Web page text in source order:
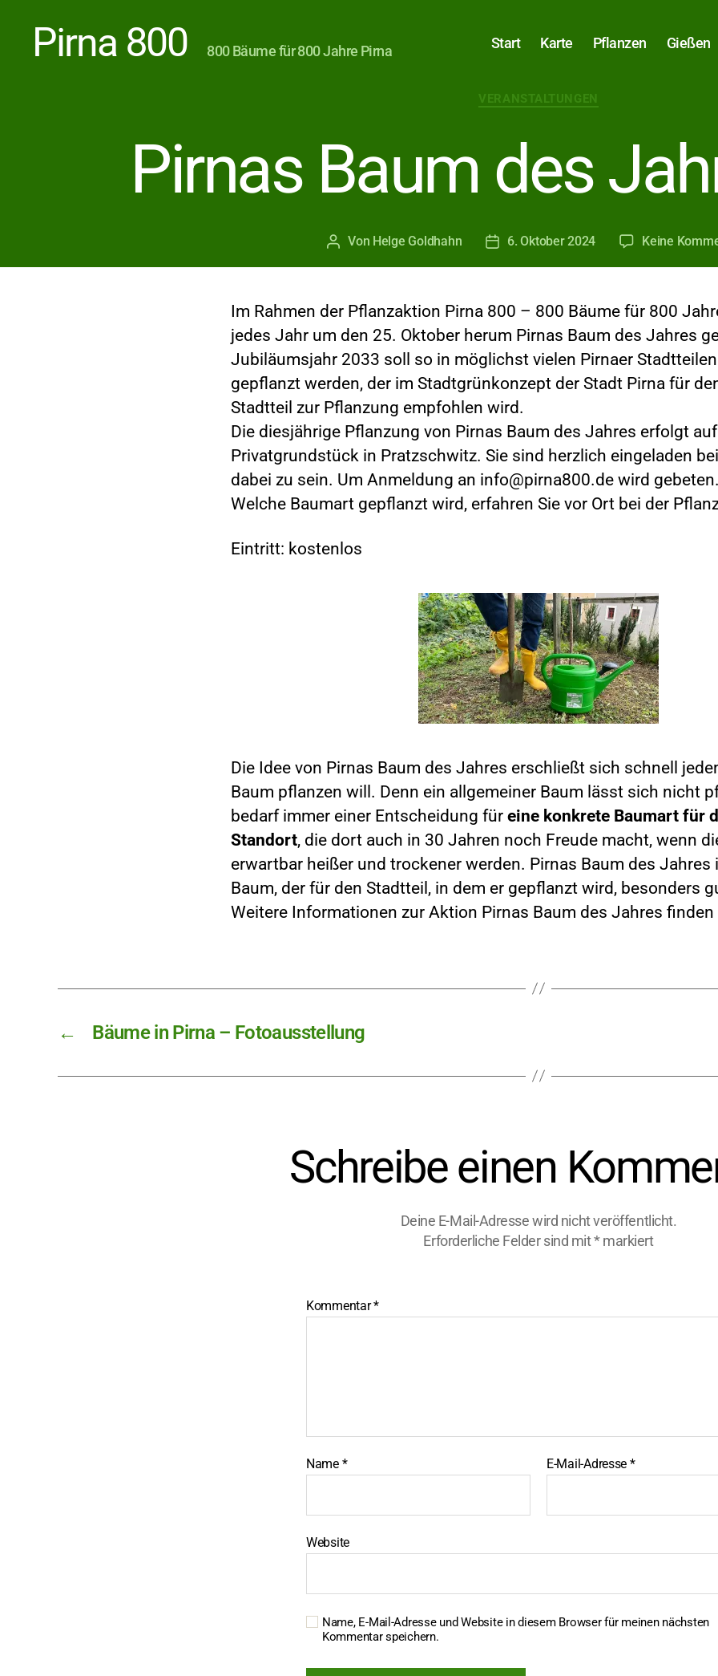
Pirna 800 800 Bäume für 800 Jahre Pirna Start Karte Pflanzen Gießen
Kategorien
VERANSTALTUNGEN
Pirnas Baum des
Beitragsautor
Von Helge Goldhahn Veröffentlichungsdatum
6. Oktober 2024 Keine
Im Rahmen der Pflanzaktion Pirna 800 – 800 Bäume für 800
jedes Jahr um den 25. Oktober herum Pirnas Baum des Jahres
Jubiläumsjahr 2033 soll so in möglichst vielen Pirnaer
gepflanzt werden, der im Stadtgrünkonzept der Stadt Pirna für
Stadtteil zur Pflanzung empfohlen wird.
Die diesjährige Pflanzung von Pirnas Baum des Jahres erfolgt
Privatgrundstück in Pratzschwitz. Sie sind herzlich eingeladen
dabei zu sein. Um Anmeldung an info@pirna800.de wird
Welche Baumart gepflanzt wird, erfahren Sie vor Ort bei der
Eintritt: kostenlos
Die Idee von Pirnas Baum des Jahres erschließt sich schnell
Baum pflanzen will. Denn ein allgemeiner Baum lässt sich nicht
bedarf immer einer Entscheidung für eine konkrete Baumart für
Standort, die dort auch in 30 Jahren noch Freude macht, wenn
erwartbar heißer und trockener werden. Pirnas Baum des Jahres
Baum, der für den Stadtteil, in dem er gepflanzt wird, besonders
Weitere Informationen zur Aktion Pirnas Baum des Jahres
← Bäume in Pirna – Fotoausstellung
Schreibe einen
Deine E-Mail-Adresse wird nicht veröffentlicht.
Erforderliche Felder sind mit*markiert
Kommentar*
Name * E-Mail-Adresse *
Website
Name, E-Mail-Adresse und Website in diesem Browser für meinen nächsten
Kommentar speichern.